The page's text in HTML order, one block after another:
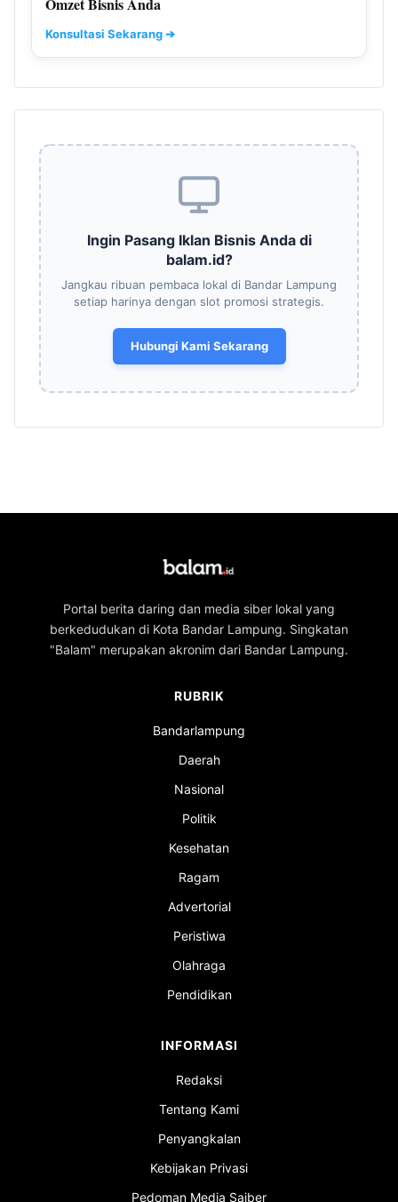
Omzet Bisnis Anda
Konsultasi Sekarang ➔
Ingin Pasang Iklan Bisnis Anda di
balam.id?
Jangkau ribuan pembaca lokal di Bandar Lampung
setiap harinya dengan slot promosi strategis.
Hubungi Kami Sekarang
Portal berita daring dan media siber lokal yang
berkedudukan di Kota Bandar Lampung. Singkatan
"Balam" merupakan akronim dari Bandar Lampung.
RUBRIK
Bandarlampung
Daerah
Nasional
Politik
Kesehatan
Ragam
Advertorial
Peristiwa
Olahraga
Pendidikan
INFORMASI
Redaksi
Tentang Kami
Penyangkalan
Kebijakan Privasi
Pedoman Media Saiber